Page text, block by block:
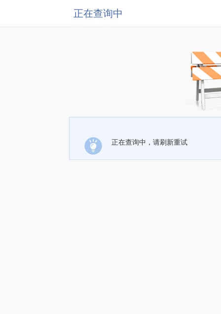
正在查询中
正在查询中，请刷新重试